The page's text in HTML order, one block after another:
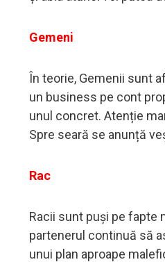
Gemeni
În teorie, Gemenii sunt
un business pe cont
unul concret. Atenție
Spre seară se anunță
Rac
Racii sunt puși pe fapte
partenerul continuă să
unui plan aproape